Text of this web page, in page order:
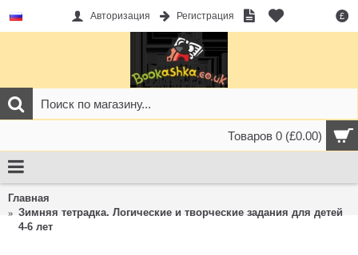
£
Авторизация Регистрация
Товаров 0 (£0.00)
Главная
Зимняя тетрадка. Логические и творческие задания для детей
4-6 лет